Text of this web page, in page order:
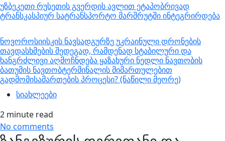
უზბეკეთი რუსეთის გვერდის ავლით ეტაპობრივად
ტრანსკასპიურ სატრანსპორტო მარშრუტში ინტეგრირდება
ნოვოროსიისკის ნავსადგურზე უკრაინული დრონების
თავდასხმების შედეგად, რამდენად სტაბილური და
ხანგრძლივი აღმოჩნდება ყაზახური ნედლი ნავთობის
ბათუმის ნავთობტერმინალის მიმართულებით
გადმომისამართების პროცესი? (ნაწილი მეორე)
სიახლეები
2 minute read
No comments